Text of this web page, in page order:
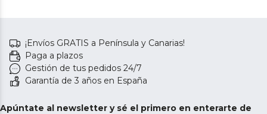
¡Envíos GRATIS a Península y Canarias!
Paga a plazos
Gestión de tus pedidos 24/7
Garantía de 3 años en España
Apúntate al newsletter y sé el primero en enterarte de